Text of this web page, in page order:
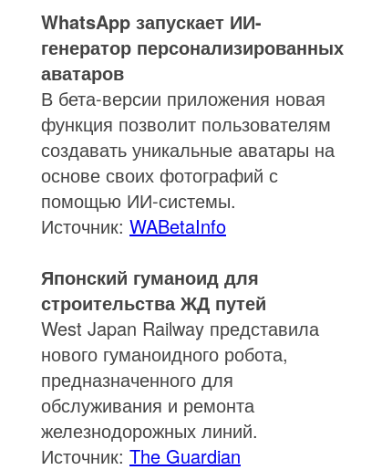
WhatsApp запускает ИИ-
генератор персонализированных
аватаров
В бета-версии приложения новая
функция позволит пользователям
создавать уникальные аватары на
основе своих фотографий с
помощью ИИ-системы.
Источник: WABetaInfo
Японский гуманоид для
строительства ЖД путей
West Japan Railway представила
нового гуманоидного робота,
предназначенного для
обслуживания и ремонта
железнодорожных линий.
Источник: The Guardian